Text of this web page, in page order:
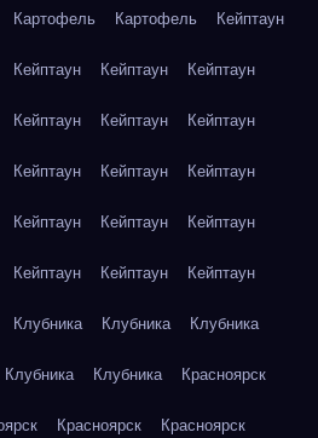
Картофель Картофель Кейптаун
Кейптаун Кейптаун Кейптаун
Кейптаун Кейптаун Кейптаун
Кейптаун Кейптаун Кейптаун
Кейптаун Кейптаун Кейптаун
Кейптаун Кейптаун Кейптаун
Клубника Клубника Клубника
Клубника Клубника Красноярск
Красноярск Красноярск